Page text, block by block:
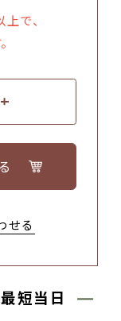
で、
せる
短当日